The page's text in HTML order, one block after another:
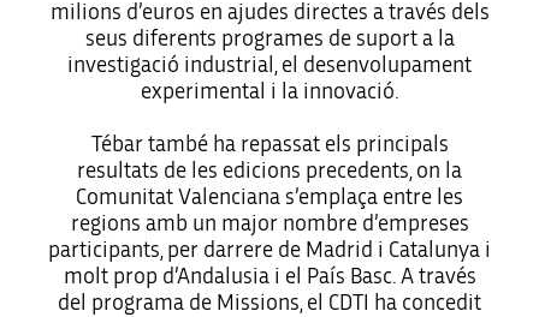
milions d’euros en ajudes directes a través dels
seus diferents programes de suport a la
investigació industrial, el desenvolupament
experimental i la innovació.
Tébar també ha repassat els principals
resultats de les edicions precedents, on la
Comunitat Valenciana s’emplaça entre les
regions amb un major nombre d’empreses
participants, per darrere de Madrid i Catalunya i
molt prop d’Andalusia i el País Basc. A través
del programa de Missions, el CDTI ha concedit